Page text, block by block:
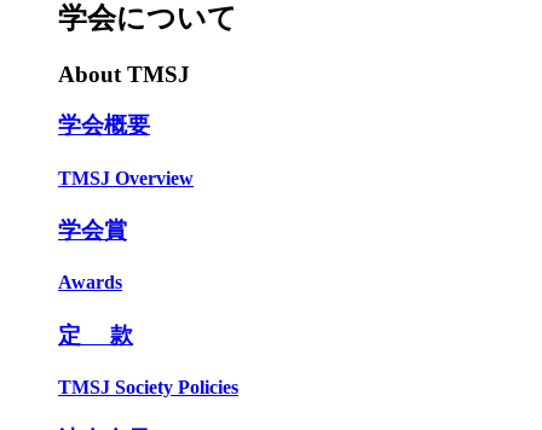
学会について
About TMSJ
学会概要
TMSJ Overview
学会賞
Awards
定 款
TMSJ Society Policies